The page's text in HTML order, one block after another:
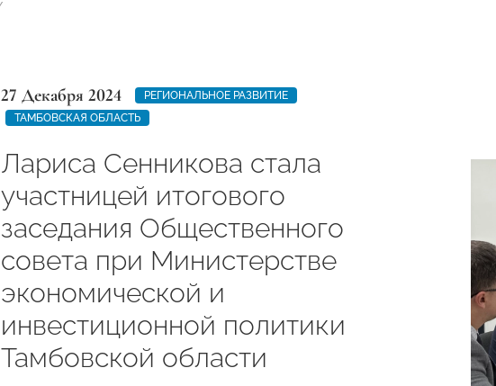
27 Декабря 2024
РЕГИОНАЛЬНОЕ РАЗВИТИЕ
ТАМБОВСКАЯ ОБЛАСТЬ
Лариса Сенникова стала
участницей итогового
заседания Общественного
совета при Министерстве
экономической и
инвестиционной политики
Тамбовской области